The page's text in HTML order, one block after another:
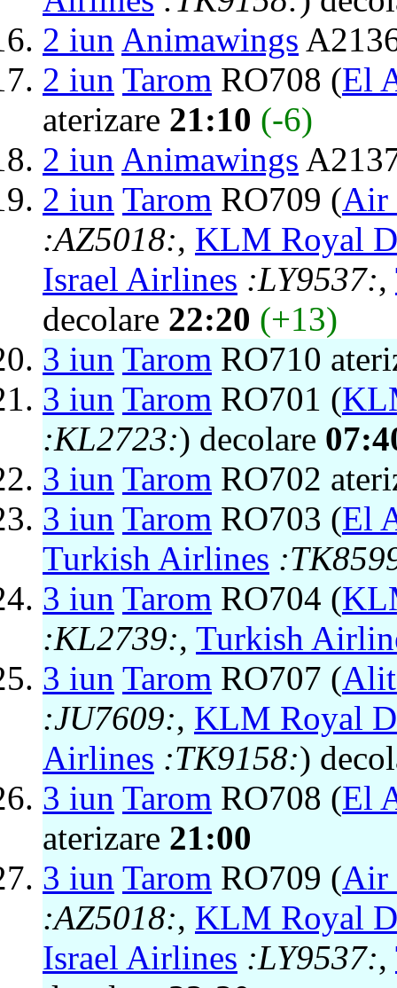
2 iun Animawings
2 iun Tarom RO708 (El
aterizare 21:10 (-6)
2 iun Animawings
2 iun Tarom RO709 (Air
:AZ5018:, KLM Royal
Israel Airlines :LY9537:,
decolare 22:20 (+13)
3 iun Tarom RO710
3 iun Tarom RO701 (
:KL2723:) decolare
3 iun Tarom RO702
3 iun Tarom RO703 (El
Turkish Airlines
3 iun Tarom RO704 (
:KL2739:, Turkish
3 iun Tarom RO707 (
:JU7609:, KLM Royal
Airlines :TK9158:)
3 iun Tarom RO708 (El
aterizare 21:00
3 iun Tarom RO709 (Air
:AZ5018:, KLM Royal
Israel Airlines :LY9537:,